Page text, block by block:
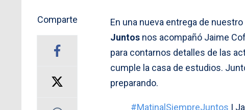
Comparte En una nueva entrega de nuestro
Juntos nos acompañó Jaime
para contarnos detalles de las
cumple la casa de estudios.
preparando.
#MatinalSiempreJuntos |